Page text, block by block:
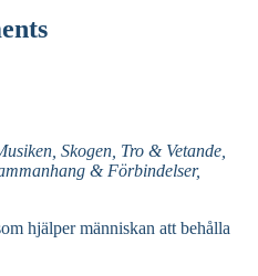
Skogen, Tro & Vetande,
& Förbindelser,
hjälper människan att behålla